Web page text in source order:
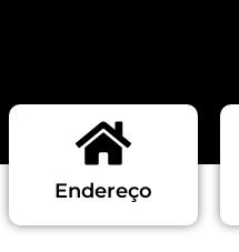
Endereço